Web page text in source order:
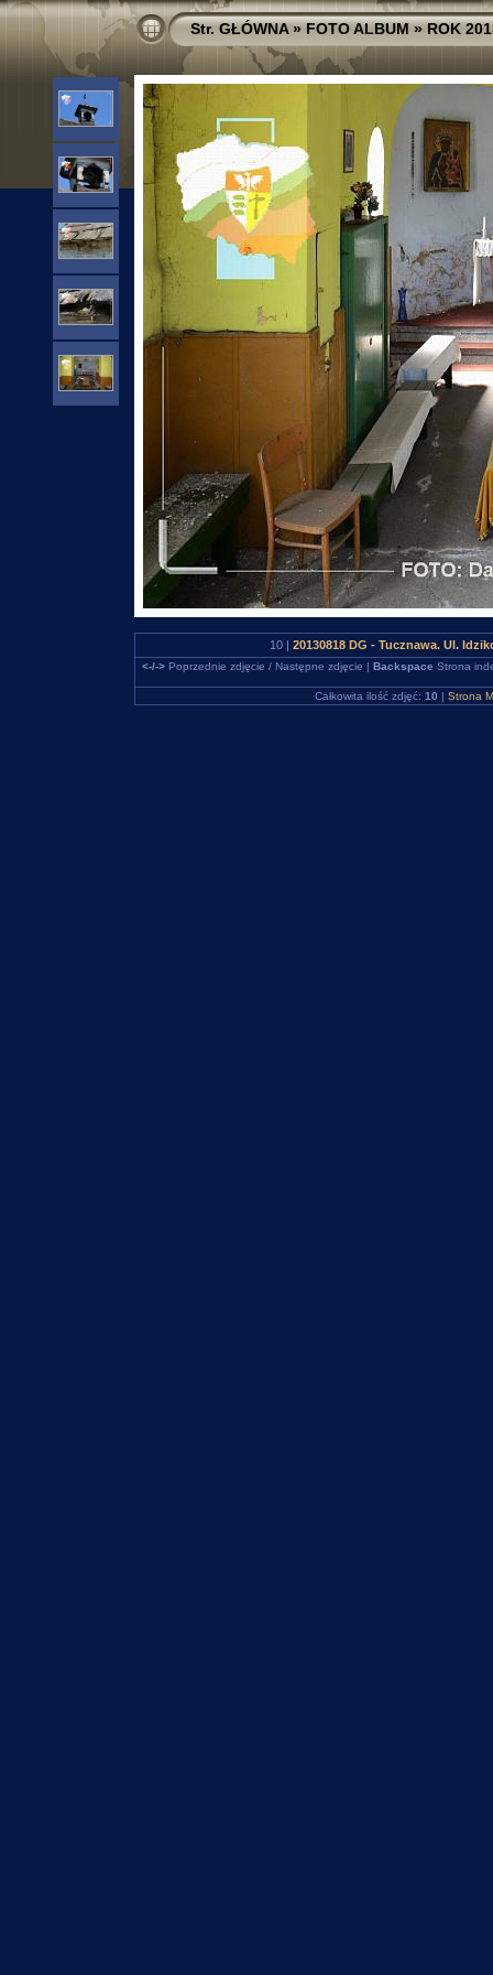
Str. GŁÓWNA»FOTO ALBUM»ROK
10 | 20130818 DG - Tucznawa. Ul.
<-/->Poprzednie zdjęcie / Następne zdjęcie | Backspace Strona
Całkowita ilość zdjęć: 10 | Strona